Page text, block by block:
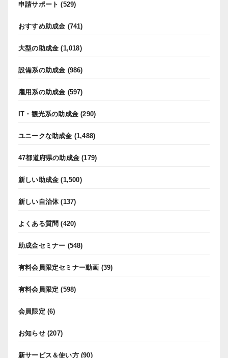
申請サポート (529)
おすすめ助成金 (741)
大型の助成金 (1,018)
設備系の助成金 (986)
雇用系の助成金 (597)
IT・観光系の助成金 (290)
ユニークな助成金 (1,488)
47都道府県の助成金 (179)
新しい助成金 (1,500)
新しい自治体(137)
よくある質問 (420)
助成金セミナー (548)
有料会員限定セミナー動画 (39)
有料会員限定 (598)
会員限定 (6)
お知らせ(207)
新サービス＆使い方(90)